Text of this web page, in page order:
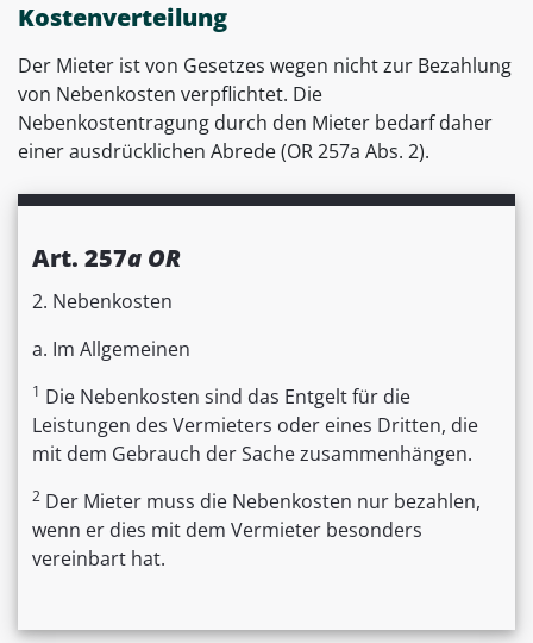
Kostenverteilung
Der Mieter ist von Gesetzes wegen nicht zur Bezahlung
von Nebenkosten verpflichtet. Die
Nebenkostentragung durch den Mieter bedarf daher
einer ausdrücklichen Abrede (OR 257a Abs. 2).
Art. 257a OR
2. Nebenkosten
a. Im Allgemeinen
1 Die Nebenkosten sind das Entgelt für die
Leistungen des Vermieters oder eines Dritten, die
mit dem Gebrauch der Sache zusammenhängen.
2 Der Mieter muss die Nebenkosten nur bezahlen,
wenn er dies mit dem Vermieter besonders
vereinbart hat.